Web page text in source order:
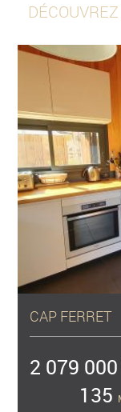
CAP FERRET
2 079 000
135